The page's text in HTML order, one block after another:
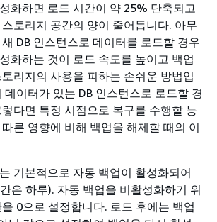
화하면 로드 시간이 약 25% 단축되고
토리지 공간의 양이 줄어듭니다. 아무
DB 인스턴스로 데이터를 로드할 경우
화하는 것이 로드 속도를 높이고 백업
리지의 사용을 피하는 손쉬운 방법입
데이터가 있는 DB 인스턴스로 로드할 경
다면 특정 시점으로 복구를 수행할 능
른 영향에 비해 백업을 해제할 때의 이
기본적으로 자동 백업이 활성화되어
은 하루). 자동 백업을 비활성화하기 위
0으로 설정합니다. 로드 후에는 백업